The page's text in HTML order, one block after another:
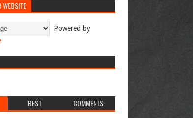
WEBSITE
Powered by
BEST COMMENTS